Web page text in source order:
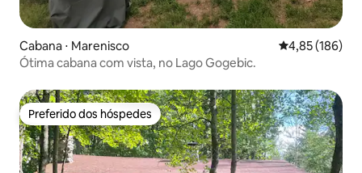
Cabana ⋅ Marenisco 4,85 de uma
4,85 (186)
Ótima cabana com vista, no Lago Gogebic.
Preferido dos hóspedes
Preferido dos hóspedes